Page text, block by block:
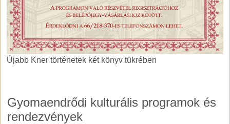
Újabb Kner történetek két könyv tükrében
Újabb Kner történetek két könyv tükrében
Gyomaendrődi kulturális programok és
rendezvények